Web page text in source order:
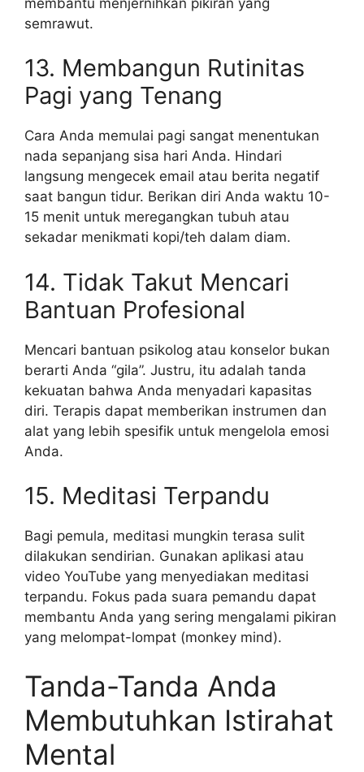
semrawut.
13. Membangun Rutinitas
Pagi yang Tenang
Cara Anda memulai pagi sangat menentukan
nada sepanjang sisa hari Anda. Hindari
langsung mengecek email atau berita negatif
saat bangun tidur. Berikan diri Anda waktu 10-
15 menit untuk meregangkan tubuh atau
sekadar menikmati kopi/teh dalam diam.
14. Tidak Takut Mencari
Bantuan Profesional
Mencari bantuan psikolog atau konselor bukan
berarti Anda “gila”. Justru, itu adalah tanda
kekuatan bahwa Anda menyadari kapasitas
diri. Terapis dapat memberikan instrumen dan
alat yang lebih spesifik untuk mengelola emosi
Anda.
15. Meditasi Terpandu
Bagi pemula, meditasi mungkin terasa sulit
dilakukan sendirian. Gunakan aplikasi atau
video YouTube yang menyediakan meditasi
terpandu. Fokus pada suara pemandu dapat
membantu Anda yang sering mengalami pikiran
yang melompat-lompat (monkey mind).
Tanda-Tanda Anda
Membutuhkan Istirahat
Mental